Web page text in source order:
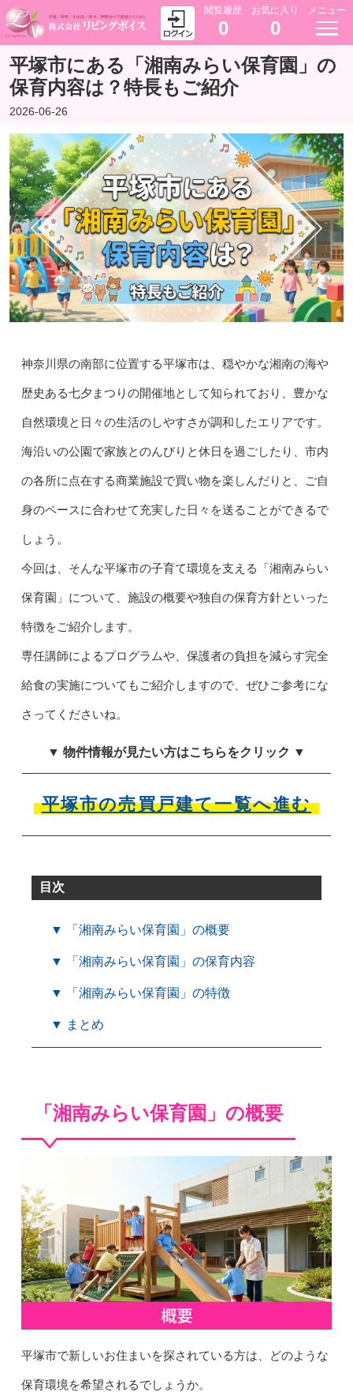
閲覧履歴
0
お気に入り
0
メニュー
平塚市にある「湘南みらい保育園」の
保育内容は？特長もご紹介
2026-06-26
神奈川県の南部に位置する平塚市は、穏やかな湘南の海や
歴史ある七夕まつりの開催地として知られており、豊かな
自然環境と日々の生活のしやすさが調和したエリアです。
海沿いの公園で家族とのんびりと休日を過ごしたり、市内
の各所に点在する商業施設で買い物を楽しんだりと、ご自
身のペースに合わせて充実した日々を送ることができるで
しょう。
今回は、そんな平塚市の子育て環境を支える「湘南みらい
保育園」について、施設の概要や独自の保育方針といった
特徴をご紹介します。
専任講師によるプログラムや、保護者の負担を減らす完全
給食の実施についてもご紹介しますので、ぜひご参考にな
さってくださいね。
▼ 物件情報が見たい方はこちらをクリック ▼
平塚市の売買戸建て一覧へ進む
目次
▼ 「湘南みらい保育園」の概要
▼ 「湘南みらい保育園」の保育内容
▼ 「湘南みらい保育園」の特徴
▼ まとめ
「湘南みらい保育園」の概要
平塚市で新しいお住まいを探されている方は、どのような
保育環境を希望されるでしょうか。